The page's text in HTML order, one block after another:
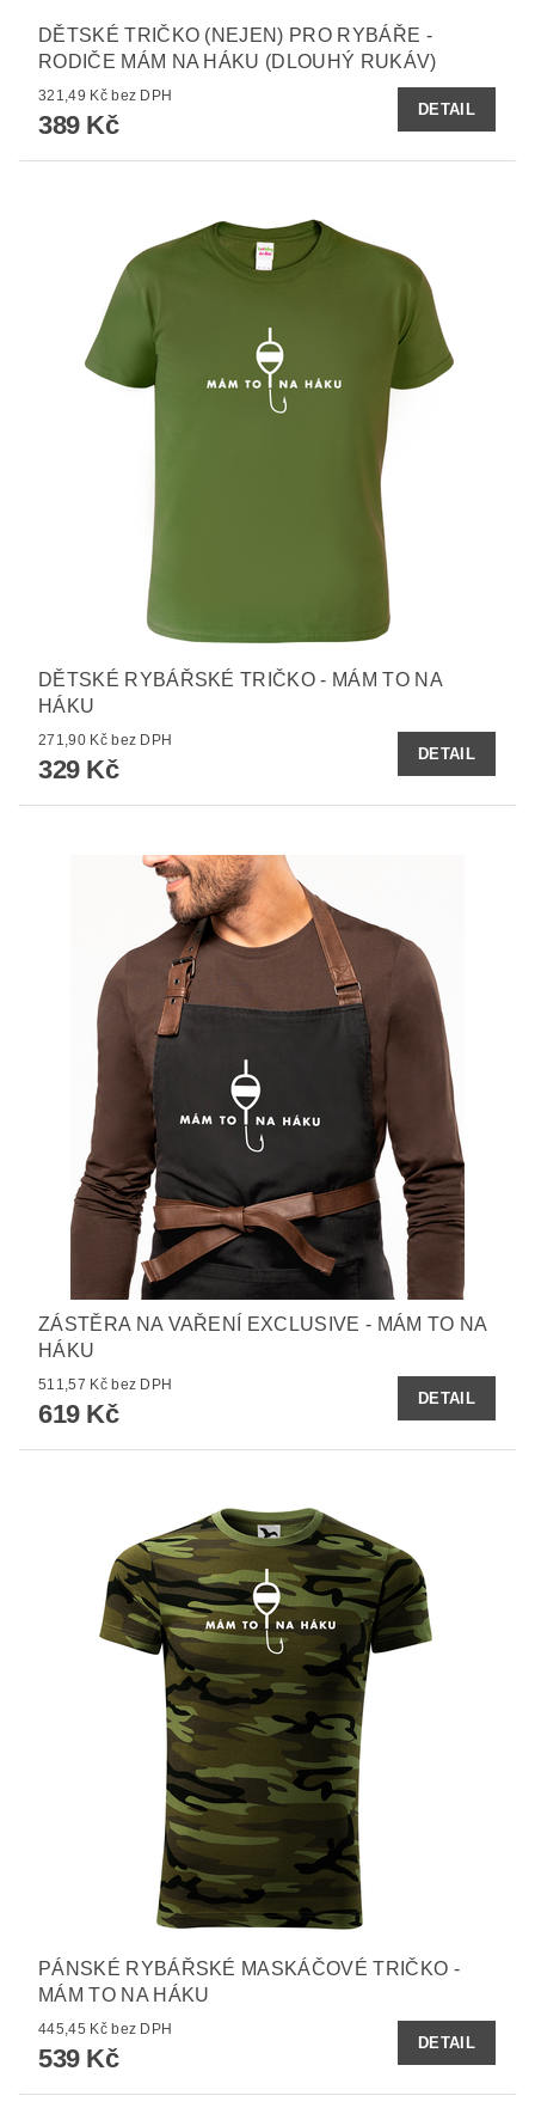
DĚTSKÉ TRIČKO (NEJEN) PRO RYBÁŘE -
RODIČE MÁM NA HÁKU (DLOUHÝ RUKÁV)
321,49 Kč bez DPH
389 Kč
DETAIL
DĚTSKÉ RYBÁŘSKÉ TRIČKO - MÁM TO NA
HÁKU
271,90 Kč bez DPH
329 Kč
DETAIL
ZÁSTĚRA NA VAŘENÍ EXCLUSIVE - MÁM TO NA
HÁKU
511,57 Kč bez DPH
619 Kč
DETAIL
PÁNSKÉ RYBÁŘSKÉ MASKÁČOVÉ TRIČKO -
MÁM TO NA HÁKU
445,45 Kč bez DPH
539 Kč
DETAIL